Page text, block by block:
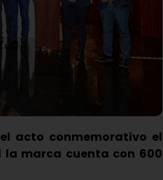
acto conmemorativo el
marca cuenta con 600